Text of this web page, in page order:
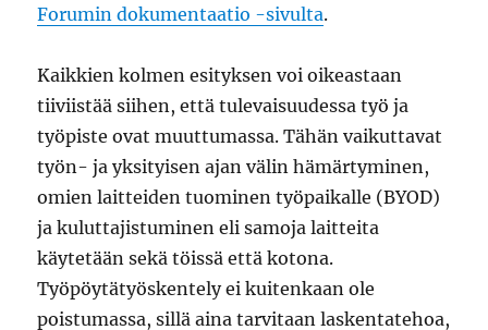
Forumin dokumentaatio -sivulta.
Kaikkien kolmen esityksen voi oikeastaan
tiiviistää siihen, että tulevaisuudessa työ ja
työpiste ovat muuttumassa. Tähän vaikuttavat
työn- ja yksityisen ajan välin hämärtyminen,
omien laitteiden tuominen työpaikalle (BYOD)
ja kuluttajistuminen eli samoja laitteita
käytetään sekä töissä että kotona.
Työpöytätyöskentely ei kuitenkaan ole
poistumassa, sillä aina tarvitaan laskentatehoa,